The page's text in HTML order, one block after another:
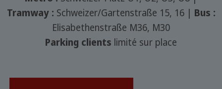
Tramway : Schweizer/Gartenstraße 15, 16 | Bus :
Elisabethenstraße M36, M30
Parking clients limité sur place